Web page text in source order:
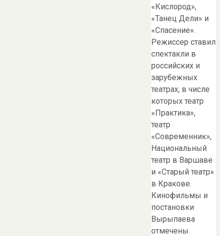
«Кислород»,
«Танец Дели» и
«Спасение».
Режиссер ставил
спектакли в
российских и
зарубежных
театрах, в числе
которых театр
«Практика»,
театр
«Современник»,
Национальный
театр в Варшаве
и «Старый театр»
в Кракове.
Кинофильмы и
постановки
Вырыпаева
отмечены